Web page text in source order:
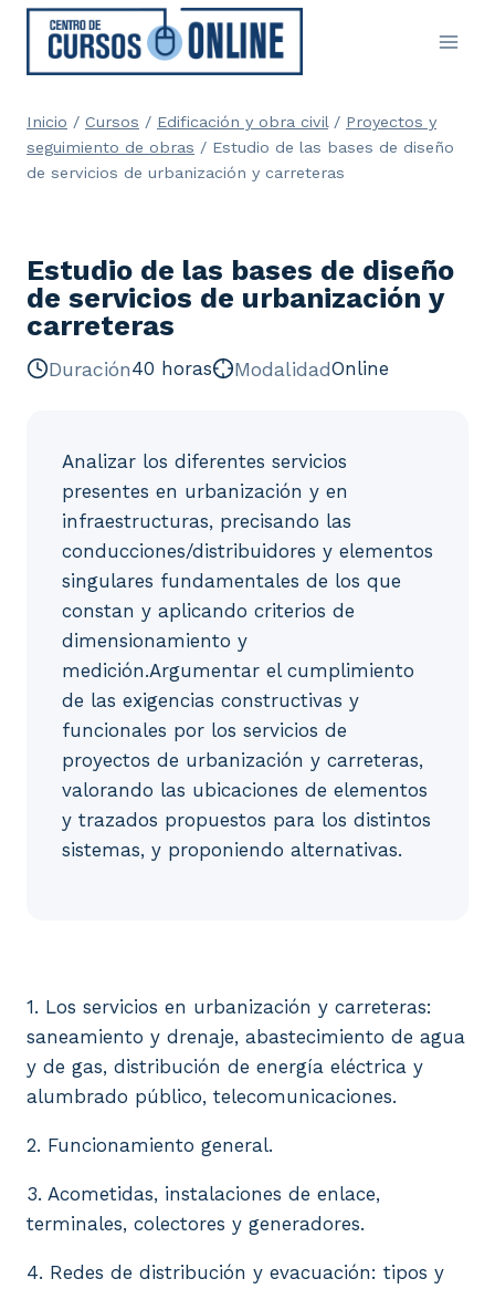
Saltar
contenido
Inicio / Cursos / Edificación y obra civil / Proyectos y
seguimiento de obras / Estudio de las bases de diseño
de servicios de urbanización y carreteras
Estudio de las bases de diseño
de servicios de urbanización y
carreteras
Duración40 horas ModalidadOnline
Analizar los diferentes servicios
presentes en urbanización y en
infraestructuras, precisando las
conducciones/distribuidores y elementos
singulares fundamentales de los que
constan y aplicando criterios de
dimensionamiento y
medición.Argumentar el cumplimiento
de las exigencias constructivas y
funcionales por los servicios de
proyectos de urbanización y carreteras,
valorando las ubicaciones de elementos
y trazados propuestos para los distintos
sistemas, y proponiendo alternativas.
1. Los servicios en urbanización y carreteras:
saneamiento y drenaje, abastecimiento de agua
y de gas, distribución de energía eléctrica y
alumbrado público, telecomunicaciones.
2. Funcionamiento general.
3. Acometidas, instalaciones de enlace,
terminales, colectores y generadores.
4. Redes de distribución y evacuación: tipos y